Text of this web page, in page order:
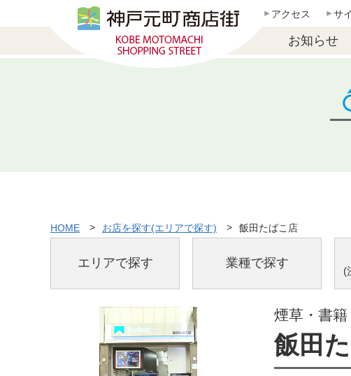
アクセス サ
お知らせ
HOME お店を探す(エリアで探す) 飯田たばこ店
エリアで探す 業種で探す
(
煙草・書籍
飯田